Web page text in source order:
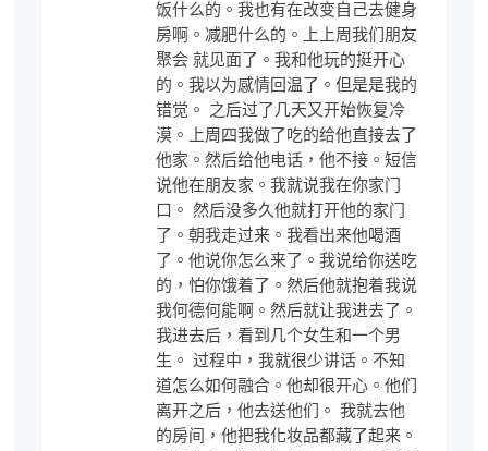
饭什么的。我也有在改变自己去健身
房啊。减肥什么的。上上周我们朋友
聚会 就见面了。我和他玩的挺开心
的。我以为感情回温了。但是是我的
错觉。 之后过了几天又开始恢复冷
漠。上周四我做了吃的给他直接去了
他家。然后给他电话，他不接。短信
说他在朋友家。我就说我在你家门
口。 然后没多久他就打开他的家门
了。朝我走过来。我看出来他喝酒
了。他说你怎么来了。我说给你送吃
的，怕你饿着了。然后他就抱着我说
我何德何能啊。然后就让我进去了。
我进去后，看到几个女生和一个男
生。 过程中，我就很少讲话。不知
道怎么如何融合。他却很开心。他们
离开之后，他去送他们。 我就去他
的房间，他把我化妆品都藏了起来。